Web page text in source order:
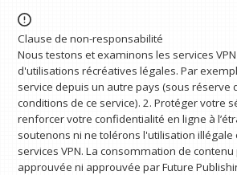
Clause de non-responsabilité
Nous testons et examinons les services
d'utilisations récréatives légales. Par
service depuis un autre pays (sous réserve
conditions de ce service). 2. Protéger votre
renforcer votre confidentialité en ligne à
soutenons ni ne tolérons l'utilisation
services VPN. La consommation de
approuvée ni approuvée par Future